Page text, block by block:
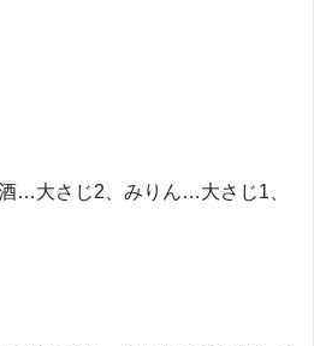
…大さじ2、みりん…大さじ1、